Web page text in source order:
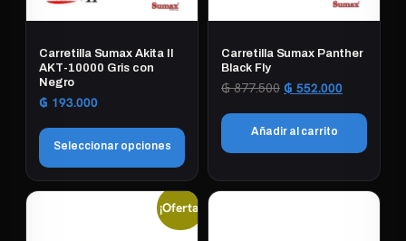
Carretilla Sumax Akita II
AKT-10000 Gris con
Negro
₲ 193.000
Seleccionar opciones
Este
Carretilla Sumax Panther
Black Fly
₲877.500 El
₲ 552.000El
actual
Añadir al carrito
¡Oferta!